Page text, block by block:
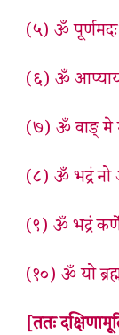
(५) ॐ
(६) ॐ
(७) ॐ वाङ् मे
(८) ॐ भद्रं नो
(९) ॐ भद्रं
(१०) ॐ यो
[ततः